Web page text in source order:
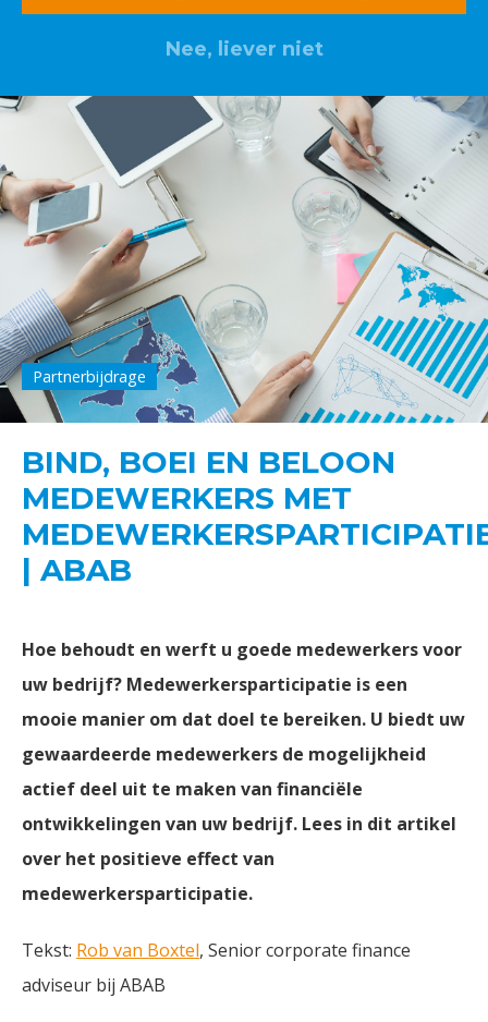
Nee, liever niet
Partnerbijdrage
BIND, BOEI EN BELOON
MEDEWERKERS MET
| ABAB
Hoe behoudt en werft u goede medewerkers voor
uw bedrijf? Medewerkersparticipatie is een
mooie manier om dat doel te bereiken. U biedt uw
gewaardeerde medewerkers de mogelijkheid
actief deel uit te maken van financiële
ontwikkelingen van uw bedrijf. Lees in dit artikel
over het positieve effect van
medewerkersparticipatie.
Tekst: Rob van Boxtel, Senior corporate finance
adviseur bij ABAB